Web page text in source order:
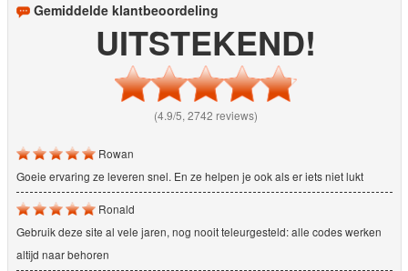
Gemiddelde klantbeoordeling
UITSTEKEND!
(4.9/5, 2742 reviews)
Rowan
Goeie ervaring ze leveren snel. En ze helpen je ook als er iets niet lukt
Ronald
Gebruik deze site al vele jaren, nog nooit teleurgesteld: alle codes werken
altijd naar behoren